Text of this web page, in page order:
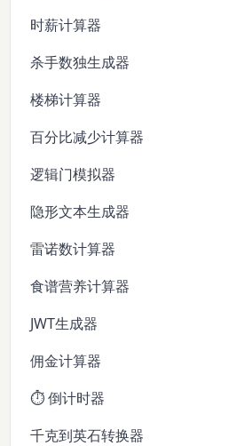
时薪计算器
杀手数独生成器
楼梯计算器
百分比减少计算器
逻辑门模拟器
隐形文本生成器
雷诺数计算器
食谱营养计算器
JWT生成器
佣金计算器
⏱️ 倒计时器
千克到英石转换器